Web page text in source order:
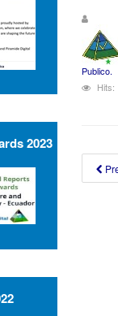
Publico.
Hits:
2023